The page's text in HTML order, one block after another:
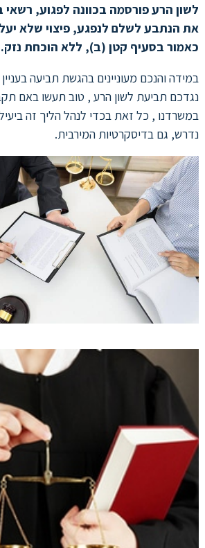
לשון הרע פורסמה בכוונה לפגוע,
את הנתבע לשלם לנפגע, פיצוי שלא
כאמור בסעיף קטן (ב), ללא הוכחת נזק.
במידה והנכם מעוניינים בהגשת תביעה
נגדכם תביעת לשון הרע , טוב תעשו באם
במשרדנו , כל זאת בכדי לנהל הליך זה
נדרש, גם בדיסקרטיות המירבית.